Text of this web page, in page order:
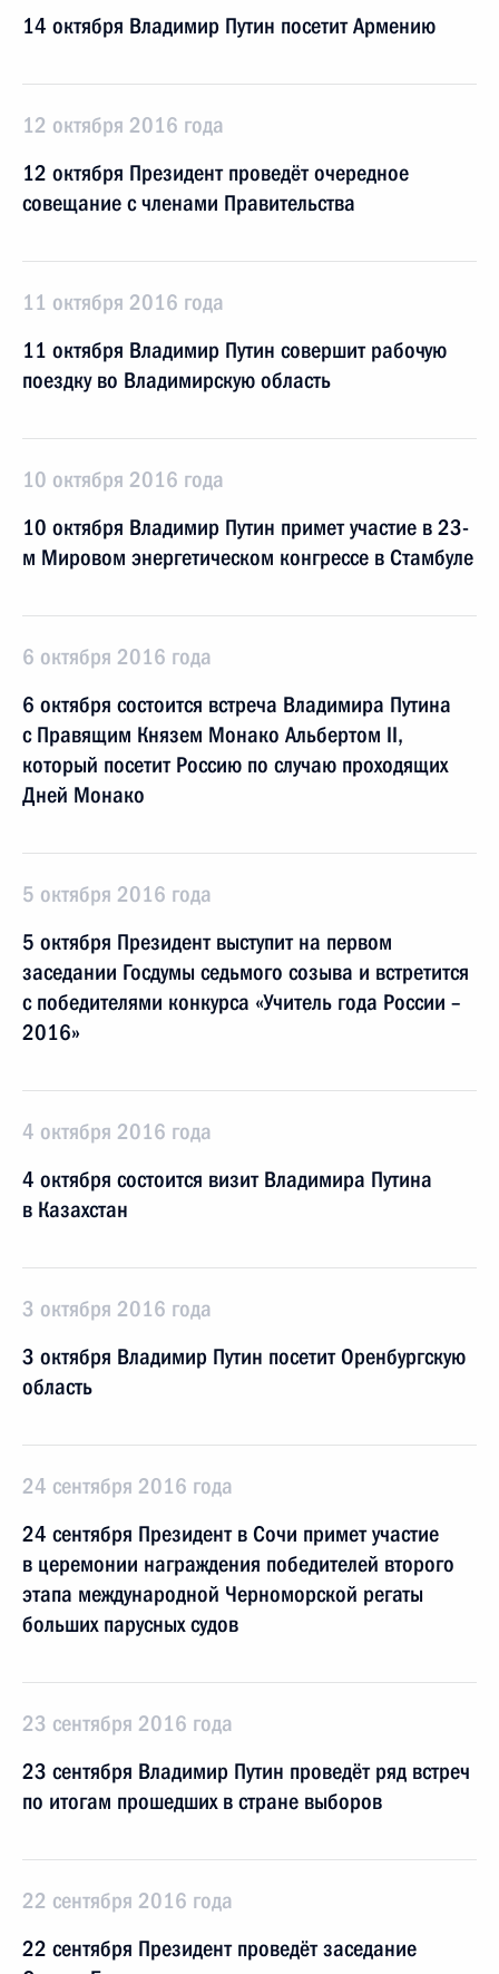
14 октября Владимир Путин посетит Армению
12 октября 2016 года
12 октября Президент проведёт очередное
совещание с членами Правительства
11 октября 2016 года
11 октября Владимир Путин совершит рабочую
поездку во Владимирскую область
10 октября 2016 года
10 октября Владимир Путин примет участие в 23-
м Мировом энергетическом конгрессе в Стамбуле
6 октября 2016 года
6 октября состоится встреча Владимира Путина
с Правящим Князем Монако Альбертом II,
который посетит Россию по случаю проходящих
Дней Монако
5 октября 2016 года
5 октября Президент выступит на первом
заседании Госдумы седьмого созыва и встретится
с победителями конкурса «Учитель года России –
2016»
4 октября 2016 года
4 октября состоится визит Владимира Путина
в Казахстан
3 октября 2016 года
3 октября Владимир Путин посетит Оренбургскую
область
24 сентября 2016 года
24 сентября Президент в Сочи примет участие
в церемонии награждения победителей второго
этапа международной Черноморской регаты
больших парусных судов
23 сентября 2016 года
23 сентября Владимир Путин проведёт ряд встреч
по итогам прошедших в стране выборов
22 сентября 2016 года
22 сентября Президент проведёт заседание